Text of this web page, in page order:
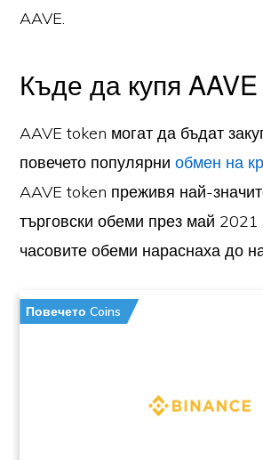
AAVE.
Къде да купя AAVE
AAVE token могат да бъдат
повечето популярниобмен на
AAVE token преживя най-
търговски обеми през май 2021
часовите обеми нараснаха до
Повечето Coins